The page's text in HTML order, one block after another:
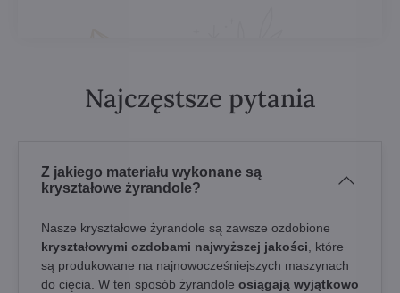
Najczęstsze pytania
Z jakiego materiału wykonane są
kryształowe żyrandole?
Nasze kryształowe żyrandole są zawsze ozdobione
kryształowymi ozdobami najwyższej jakości , które
są produkowane na najnowocześniejszych maszynach
do cięcia. W ten sposób żyrandole osiągają wyjątkowo